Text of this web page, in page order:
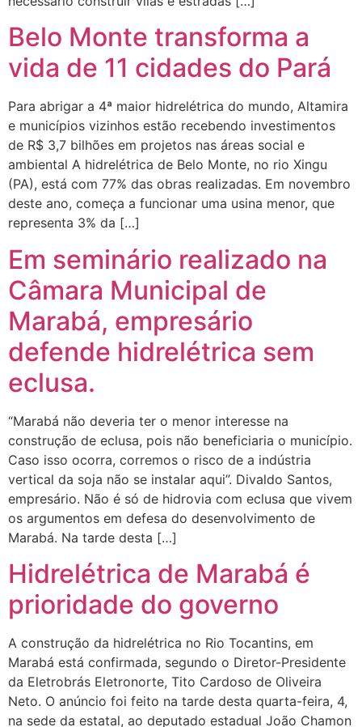
Belo Monte transforma a
vida de 11 cidades do Pará
Para abrigar a 4ª maior hidrelétrica do mundo, Altamira
e municípios vizinhos estão recebendo investimentos
de R$ 3,7 bilhões em projetos nas áreas social e
ambiental A hidrelétrica de Belo Monte, no rio Xingu
(PA), está com 77% das obras realizadas. Em novembro
deste ano, começa a funcionar uma usina menor, que
representa 3% da […]
Em seminário realizado na
Câmara Municipal de
Marabá, empresário
defende hidrelétrica sem
eclusa.
“Marabá não deveria ter o menor interesse na
construção de eclusa, pois não beneficiaria o município.
Caso isso ocorra, corremos o risco de a indústria
vertical da soja não se instalar aqui”. Divaldo Santos,
empresário. Não é só de hidrovia com eclusa que vivem
os argumentos em defesa do desenvolvimento de
Marabá. Na tarde desta […]
Hidrelétrica de Marabá é
prioridade do governo
A construção da hidrelétrica no Rio Tocantins, em
Marabá está confirmada, segundo o Diretor-Presidente
da Eletrobrás Eletronorte, Tito Cardoso de Oliveira
Neto. O anúncio foi feito na tarde desta quarta-feira, 4,
na sede da estatal, ao deputado estadual João Chamon